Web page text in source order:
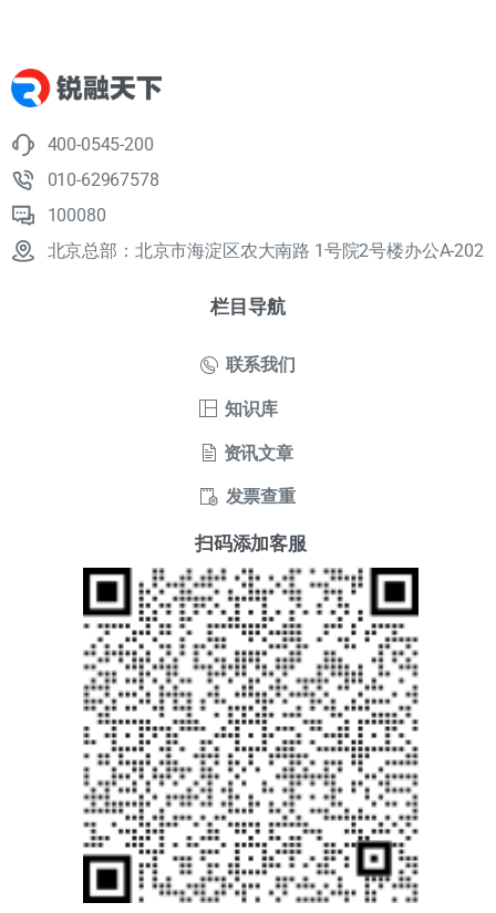
400-0545-200
010-62967578
100080
北京总部：北京市海淀区农大南路 1号院2号楼办公A-202
栏目导航
联系我们
知识库
资讯文章
发票查重
扫码添加客服